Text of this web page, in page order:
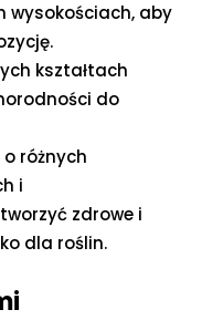
wysokościach, aby
kształtach
do
różnych
i
zdrowe i
dla roślin.